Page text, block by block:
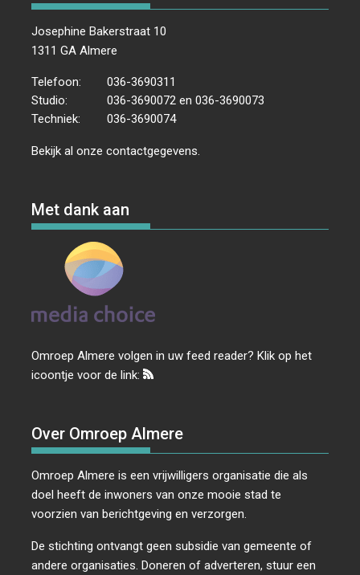
Josephine Bakerstraat 10
1311 GA Almere
Telefoon:
036-3690311
Studio:
036-3690072 en 036-3690073
Techniek:
036-3690074
Bekijk al onzecontactgegevens
Met dank aan
Omroep Almere volgen in uw feed reader? Klik op het
icoontje voor de link:
Over Omroep Almere
Omroep Almere is een vrijwilligers organisatie die als
doel heeft de inwoners van onze mooie stad te
voorzien van berichtgeving en verzorgen.
De stichting ontvangt geen subsidie van gemeente of
andere organisaties. Doneren of adverteren, stuur een